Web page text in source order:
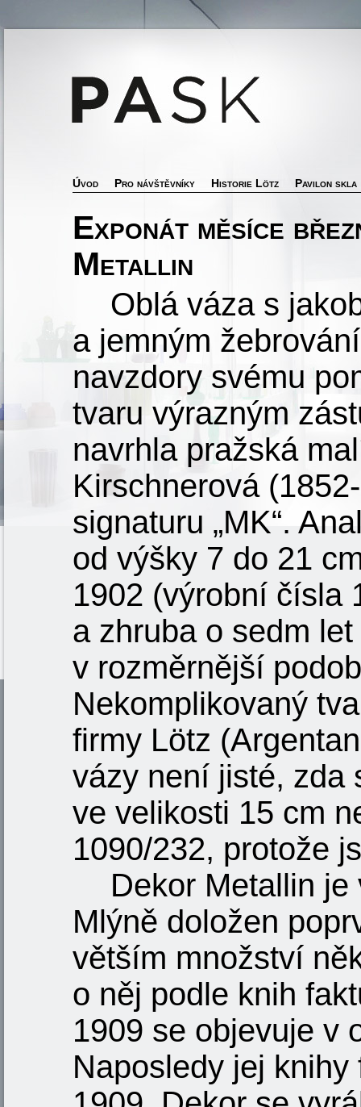
Úvod Pro návštěvníky Historie Lötz Pavilon skla
Exponát měsíce
Metallin
Oblá váza s
a jemným
navzdory svému
tvaru výrazným
navrhla pražská
Kirschnerová
signaturu „MK“.
od výšky 7 do 21
1902 (výrobní čísla
a zhruba o sedm
v rozměrnější
Nekomplikovaný
firmy Lötz
vázy není jisté, zda
ve velikosti 15 cm
1090/232, protože
Dekor Metallin
Mlýně doložen
větším množství
o něj podle knih
1909 se objevuje v
Naposledy jej